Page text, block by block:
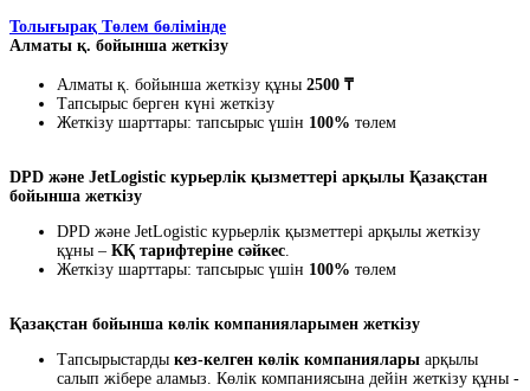
Толығырақ Төлем бөлімінде
Алматы қ. бойынша жеткізу
Алматы қ. бойынша жеткізу құны 2500 ₸
Тапсырыс берген күні жеткізу
Жеткізу шарттары: тапсырыс үшін 100% төлем
DPD және JetLogistic курьерлік қызметтері арқылы Қазақстан
бойынша жеткізу
DPD және JetLogistic курьерлік қызметтері арқылы жеткізу
құны – КҚ тарифтеріне сәйкес.
Жеткізу шарттары: тапсырыс үшін 100% төлем
Қазақстан бойынша көлік компанияларымен жеткізу
Тапсырыстарды кез-келген көлік компаниялары арқылы
салып жібере аламыз. Көлік компаниясына дейін жеткізу құны -